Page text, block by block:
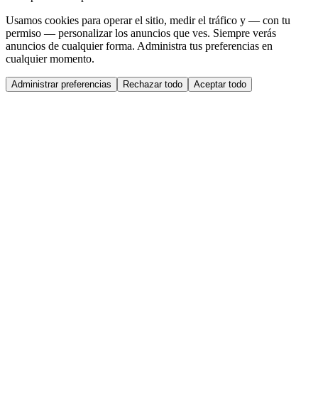
Usamos cookies para operar el sitio, medir el tráfico y — con tu
permiso — personalizar los anuncios que ves. Siempre verás
anuncios de cualquier forma. Administra tus preferencias en
cualquier momento.
Administrar preferencias Rechazar todo Aceptar todo